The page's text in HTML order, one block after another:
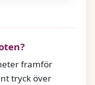
framför
tryck över